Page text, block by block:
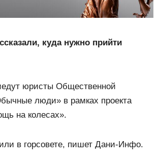
куда нужно прийти
юристы Общественной
люди» в рамках проекта
на колесах».
в горсовете, пишет Дани-Инфо.